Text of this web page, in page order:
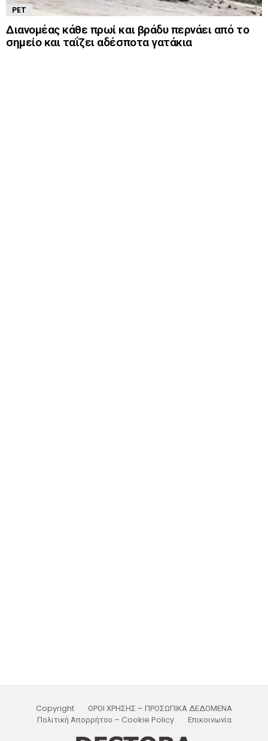
PET
Διανομέας κάθε πρωί και βράδυ περνάει από το
σημείο και ταΐζει αδέσποτα γατάκια
Copyright
ΟΡΟΙ ΧΡΗΣΗΣ – ΠΡΟΣΩΠΙΚΑ ΔΕΔΟΜΕΝΑ
Πολιτική Απορρήτου – Cookie Policy
Επικοινωνία